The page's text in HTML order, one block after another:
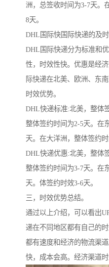
洲，总签收时间为3-7天。
8天。
DHL国际快国际快递的及时
DHL国际快递分为标准和
性，时效性快。优惠是经
际快递在北美、欧洲、东
时效优势。
DHL快递标准:北美，整体
整体签约时间为2-5天。在
天。在大洋洲，整体签约时
DHL快递优惠:北美，整体
整体签约时间为3-7天。在
天。体签约时效3-6天。
三，时效优势总结。
通过以上介绍，可以看出
递在不同地区都有自己的
都有速度和经济的物流渠
快，成本会高。经济渠道